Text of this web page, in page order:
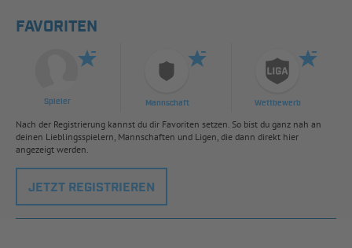
FAVORITEN
Spieler Mannschaft Wettbewerb
Nach der Registrierung kannst du dir Favoriten setzen. So bist du ganz nah an
deinen Lieblingsspielern, Mannschaften und Ligen, die dann direkt hier
angezeigt werden.
JETZT REGISTRIEREN